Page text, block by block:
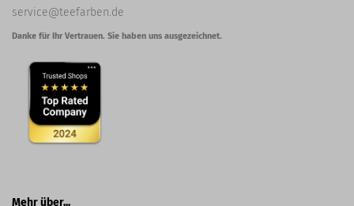
service@teefarben.de
Danke für Ihr Vertrauen. Sie haben uns ausgezeichnet.
Mehr über...